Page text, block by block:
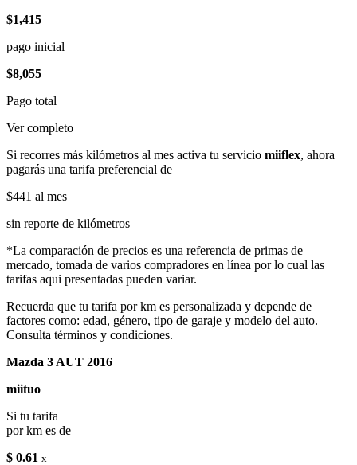
$1,415
pago inicial
$8,055
Pago total
Ver completo
Si recorres más kilómetros al mes activa tu servicio miiflex, ahora
pagarás una tarifa preferencial de
$441 al mes
sin reporte de kilómetros
*La comparación de precios es una referencia de primas de
mercado, tomada de varios compradores en línea por lo cual las
tarifas aqui presentadas pueden variar.
Recuerda que tu tarifa por km es personalizada y depende de
factores como: edad, género, tipo de garaje y modelo del auto.
Consulta términos y condiciones.
Mazda 3 AUT 2016
miituo
Si tu tarifa
por km es de
$ 0.61 x